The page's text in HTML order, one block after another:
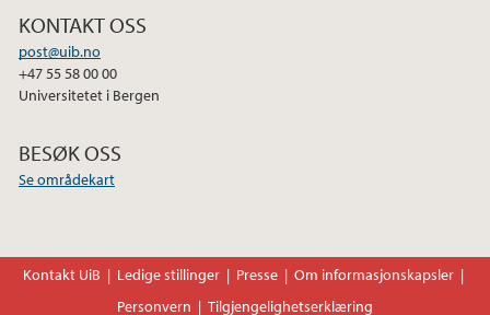
e
o
k
KONTAKT OSS
post@uib.no
+47 55 58 00 00
Universitetet i Bergen
BESØK OSS
Se områdekart
Kontakt UiB Ledige stillinger Presse
Om informasjonskapsler
Personvern
Tilgjengelighetserklæring